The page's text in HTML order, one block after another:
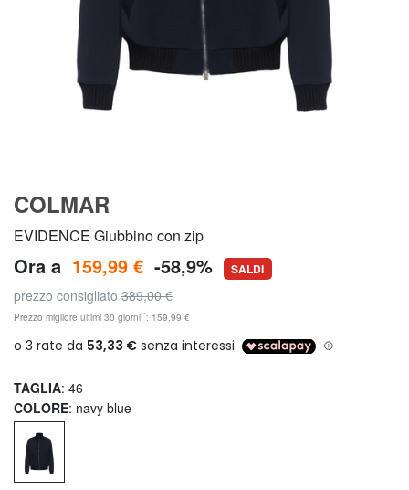
COLMAR
EVIDENCE Giubbino con zip
Ora a 159,99 € -58,9% SALDI
prezzo consigliato 389,00 €
Prezzo migliore ultimi 30 giorni**: 159,99 €
TAGLIA: 46
COLORE: navy blue